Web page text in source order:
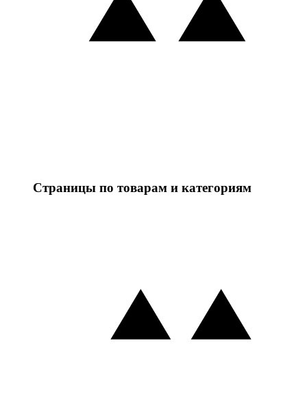
Страницы по товарам и категориям